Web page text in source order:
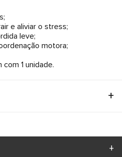
e aliviar o stress;
leve;
motora;
1 unidade.